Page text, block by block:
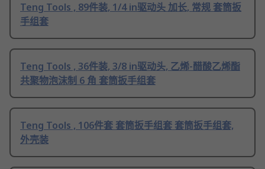
Teng Tools , 89件装, 1/4 in驱动头 加长, 常规 套筒扳
手组套
Teng Tools , 36件装, 3/8 in驱动头, 乙烯-醋酸乙烯酯
共聚物泡沫制 6 角 套筒扳手组套
Teng Tools , 106件套 套筒扳手组套 套筒扳手组套,
外壳装